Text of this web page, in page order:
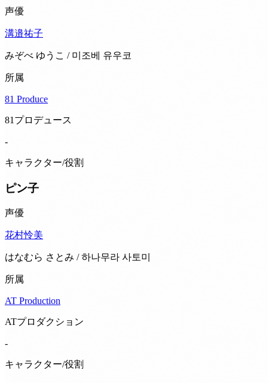
声優
溝邉祐子
みぞべ ゆうこ / 미조베 유우코
所属
81 Produce
81プロデュース
-
キャラクター/役割
ピン子
声優
花村怜美
はなむら さとみ / 하나무라 사토미
所属
AT Production
ATプロダクション
-
キャラクター/役割